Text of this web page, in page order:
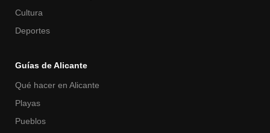
Cultura
Deportes
Guías de Alicante
Qué hacer en Alicante
Playas
Pueblos